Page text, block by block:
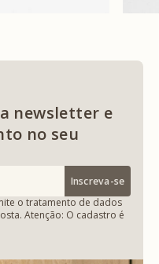
newsletter e
no seu
Inscreva-se
o tratamento de dados
Atenção: O cadastro é